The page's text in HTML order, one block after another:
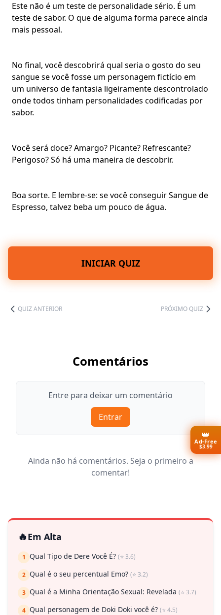
Este não é um teste de personalidade sério. É um
teste de sabor. O que de alguma forma parece ainda
mais pessoal.
No final, você descobrirá qual seria o gosto do seu
sangue se você fosse um personagem fictício em
um universo de fantasia ligeiramente descontrolado
onde todos tinham personalidades codificadas por
sabor.
Você será doce? Amargo? Picante? Refrescante?
Perigoso? Só há uma maneira de descobrir.
Boa sorte. E lembre-se: se você conseguir Sangue de
Espresso, talvez beba um pouco de água.
INICIAR QUIZ
QUIZ ANTERIOR PRÓXIMO QUIZ
Comentários
Entre para deixar um comentário
Entrar
Ainda não há comentários. Seja o primeiro a
comentar!
🔥Em Alta
1 Qual Tipo de Dere Você É? (⭐ 3.6)
2 Qual é o seu percentual Emo? (⭐ 3.2)
3 Qual é a Minha Orientação Sexual: Revelada (⭐ 3.7)
4 Qual personagem de Doki Doki você é? (⭐ 4.5)
👑
Ad-Free
$3.99